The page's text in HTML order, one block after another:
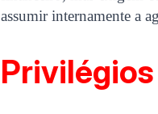
assumir internamente a